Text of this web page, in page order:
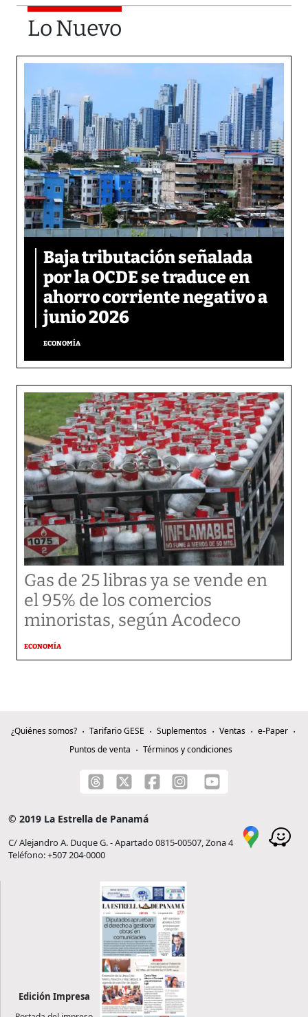
Lo Nuevo
Baja tributación señalada
por la OCDE se traduce en
ahorro corriente negativo a
junio 2026
ECONOMÍA
Gas de 25 libras ya se vende en
el 95% de los comercios
minoristas, según Acodeco
ECONOMÍA
¿Quiénes somos? Tarifario GESE Suplementos Ventas
e-Paper
Puntos de venta
Términos y condiciones
© 2019 La Estrella de Panamá
C/ Alejandro A. Duque G. - Apartado 0815-00507, Zona 4
Teléfono: +507 204-0000
Edición Impresa